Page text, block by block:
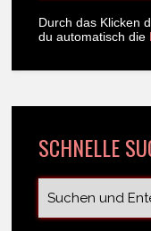
Durch das Klicken
du automatisch die
SCHNELLE